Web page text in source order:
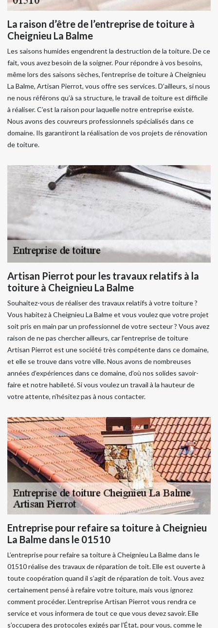
La raison d’être de l’entreprise de toiture à
Cheignieu La Balme
Les saisons humides engendrent la destruction de la toiture. De ce
fait, vous avez besoin de la soigner. Pour répondre à vos besoins,
même lors des saisons sèches, l’entreprise de toiture à Cheignieu
La Balme, Artisan Pierrot, vous offre ses services. D’ailleurs, si nous
ne nous référons qu’à sa structure, le travail de toiture est difficile
à réaliser. C’est la raison pour laquelle notre entreprise existe.
Nous avons des couvreurs professionnels spécialisés dans ce
domaine. Ils garantiront la réalisation de vos projets de rénovation
de toiture.
Artisan Pierrot pour les travaux relatifs à la
toiture à Cheignieu La Balme
Souhaitez-vous de réaliser des travaux relatifs à votre toiture ?
Vous habitez à Cheignieu La Balme et vous voulez que votre projet
soit pris en main par un professionnel de votre secteur ? Vous avez
raison de ne pas chercher ailleurs, car l’entreprise de toiture
Artisan Pierrot est une société très compétente dans ce domaine,
et elle se trouve dans votre ville. Nous avons de nombreuses
années d’expériences dans ce domaine, d’où nos solides savoir-
faire et notre habileté. Si vous voulez un travail à la hauteur de
votre attente, n’hésitez pas à nous contacter.
Entreprise pour refaire sa toiture à Cheignieu
La Balme dans le 01510
L’entreprise pour refaire sa toiture à Cheignieu La Balme dans le
01510 réalise des travaux de réparation de toit. Elle est ouverte à
toute coopération quand il s’agit de réparation de toit. Vous avez
certainement pensé à refaire votre toiture, mais vous ignorez
comment procéder. L’entreprise Artisan Pierrot vous rendra ce
service et vous informera de tout ce que vous devez savoir. Elle
s’occupera des protocoles exigés par l’État, pour vous, comme le